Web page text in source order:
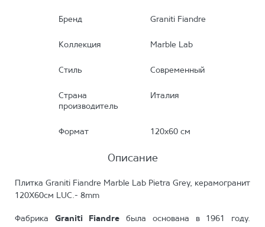
Бренд Graniti Fiandre
Коллекция Marble Lab
Стиль Современный
Страна
производитель
Италия
Формат 120х60 см
Описание
Плитка Graniti Fiandre Marble Lab Pietra Grey, керамогранит
120X60см LUC.- 8mm
Фабрика Graniti Fiandre была основана в 1961 году.